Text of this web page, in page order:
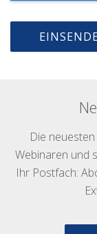
Die
Webinaren und
Ihr Postfach: